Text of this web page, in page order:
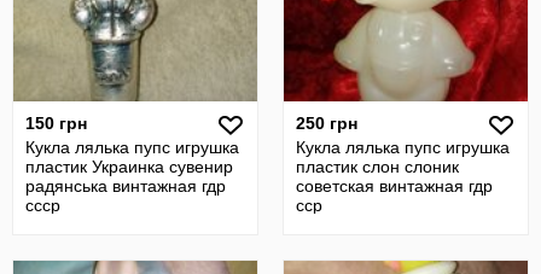
150 грн
Кукла лялька пупс игрушка
пластик Украинка сувенир
радянська винтажная гдр
ссср
250 грн
Кукла лялька пупс игрушка
пластик слон слоник
советская винтажная гдр
сср